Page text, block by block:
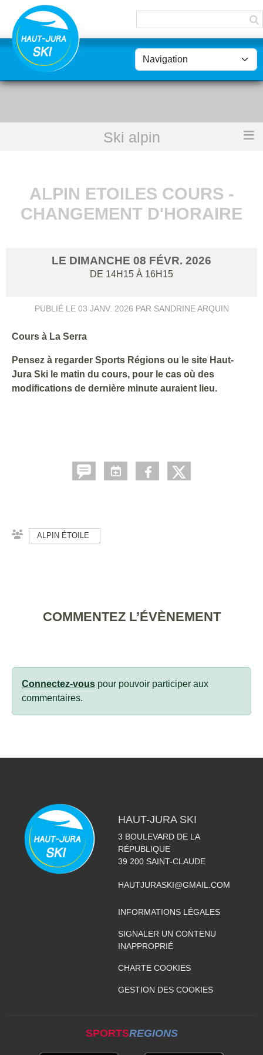
Ski alpin
Alpin Etoiles cours - Changement d'horaire
ALPIN ETOILES COURS -
CHANGEMENT D'HORAIRE
LE DIMANCHE 08 FÉVR. 2026
DE 14H15 À 16H15
PUBLIÉ LE 03 JANV. 2026 PAR SANDRINE ARQUIN
Cours à La Serra
Pensez à regarder Sports Régions ou le site Haut-
Jura Ski le matin du cours, pour le cas où des
modifications de dernière minute auraient lieu.
ALPIN ÉTOILE
COMMENTEZ L’ÉVÈNEMENT
Connectez-vous pour pouvoir participer aux
commentaires.
HAUT-JURA SKI
3 BOULEVARD DE LA
RÉPUBLIQUE
39 200 SAINT-CLAUDE
HAUTJURASKI@GMAIL.COM
INFORMATIONS LÉGALES
SIGNALER UN CONTENU
INAPPROPRIÉ
CHARTE COOKIES
GESTION DES COOKIES
SPORTSREGIONS
Panneau de gestion des cookies